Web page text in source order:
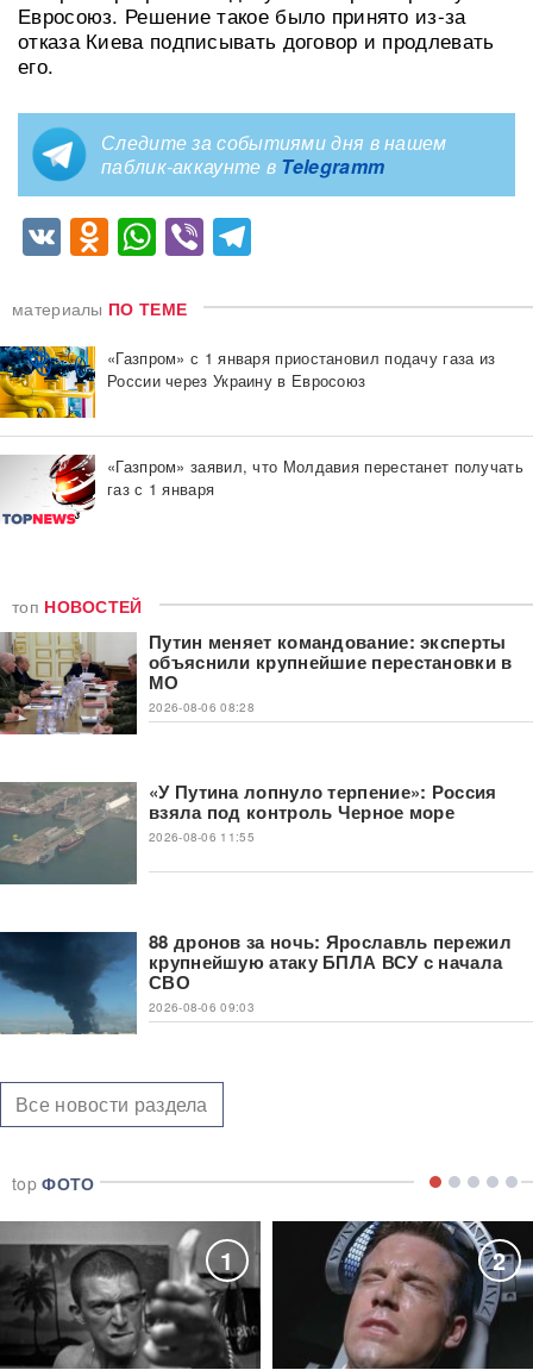
Евросоюз. Решение такое было принято из-за
отказа Киева подписывать договор и продлевать
его.
Следите за событиями дня в нашем
паблик-аккаунте в Telegramm
VKOdnoklassniki
WhatsApp
Viber
материалы ПО ТЕМЕ
«Газпром» с 1 января приостановил подачу газа из
России через Украину в Евросоюз
«Газпром» заявил, что Молдавия перестанет получать
газ с 1 января
топ НОВОСТЕЙ
Путин меняет командование: эксперты
объяснили крупнейшие перестановки в
МО
2026-08-06 08:28
«У Путина лопнуло терпение»: Россия
взяла под контроль Черное море
2026-08-06 11:55
88 дронов за ночь: Ярославль пережил
крупнейшую атаку БПЛА ВСУ с начала
СВО
2026-08-06 09:03
Все новости раздела
topФОТО
1 2